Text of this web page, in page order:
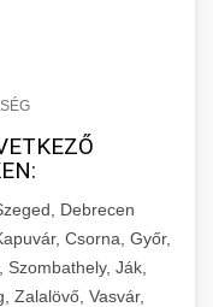
Debrecen
Csorna, Győr,
Ják,
Zalalövő, Vasvár,